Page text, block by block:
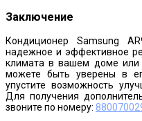
Заключение
Кондиционер Samsung
надежное и эффективное
климата в вашем доме или
можете быть уверены в
упустите возможность
Для получения
звоните по номеру: